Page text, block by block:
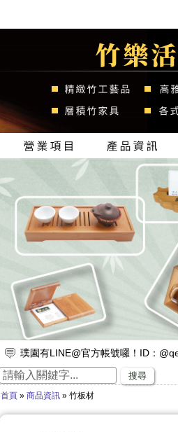
璞園有LINE@官方帳號囉！ID：
放假出遊，來竹山璞園享受一趟竹與
竹子的專家，有任何與竹相關的問
【舒浮沙發】隆重登場
搜尋
首頁 » 商品資訊 » 竹板材